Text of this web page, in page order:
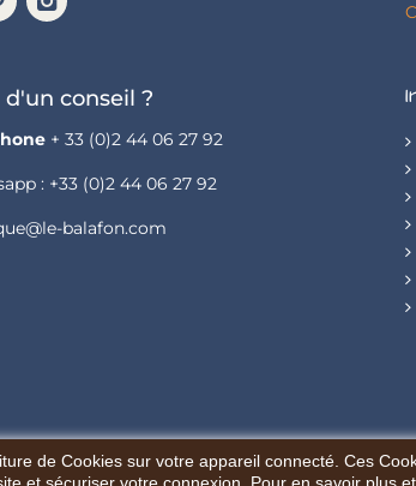
de Cookies sur votre appareil connecté. Ces
d'un conseil ?
+ 33 (0)2 44 06 27 92
: +33 (0)2 44 06 27 92
balafon.com